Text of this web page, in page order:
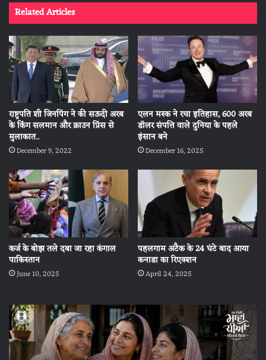
Related Articles
राष्ट्रपति शी जिनपिंग ने की सऊदी अरब
के किंग सलमान और क्राउन प्रिंस से
मुलाकात..
December 9, 2022
एलन मस्क ने रचा इतिहास, 600 अरब
डॉलर संपत्ति वाले दुनिया के पहले
इंसान बने
December 16, 2025
कर्ज के बोझ तले दबा जा रहा कंगाल
पाकिस्तान
June 10, 2025
पहलगाम अटैक के 24 घंटे बाद आया
कनाडा का रिएक्शन
April 24, 2025